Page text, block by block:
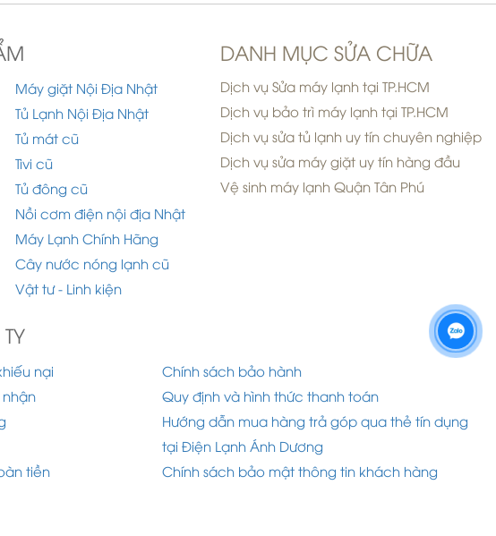
Máy giặt Nội Địa Nhật
Tủ Lạnh Nội Địa Nhật
Tủ mát cũ
Tivi cũ
Tủ đông cũ
Nồi cơm điện nội địa Nhật
Máy Lạnh Chính Hãng
Cây nước nóng lạnh cũ
Vật tư - Linh kiện
DANH MỤC SỬA CHỮA
Dịch vụ Sửa máy lạnh tại TP.HCM
Dịch vụ bảo trì máy lạnh tại TP.HCM
Dịch vụ sửa tủ lạnh uy tín chuyên nghiệp
Dịch vụ sửa máy giặt uy tín hàng đầu
Vệ sinh máy lạnh Quận Tân Phú
nại
Chính sách bảo hành
nhận
Quy định và hình thức thanh toán
Hướng dẫn mua hàng trả góp qua thẻ tín dụng
tại Điện Lạnh Ánh Dương
tiền
Chính sách bảo mật thông tin khách hàng